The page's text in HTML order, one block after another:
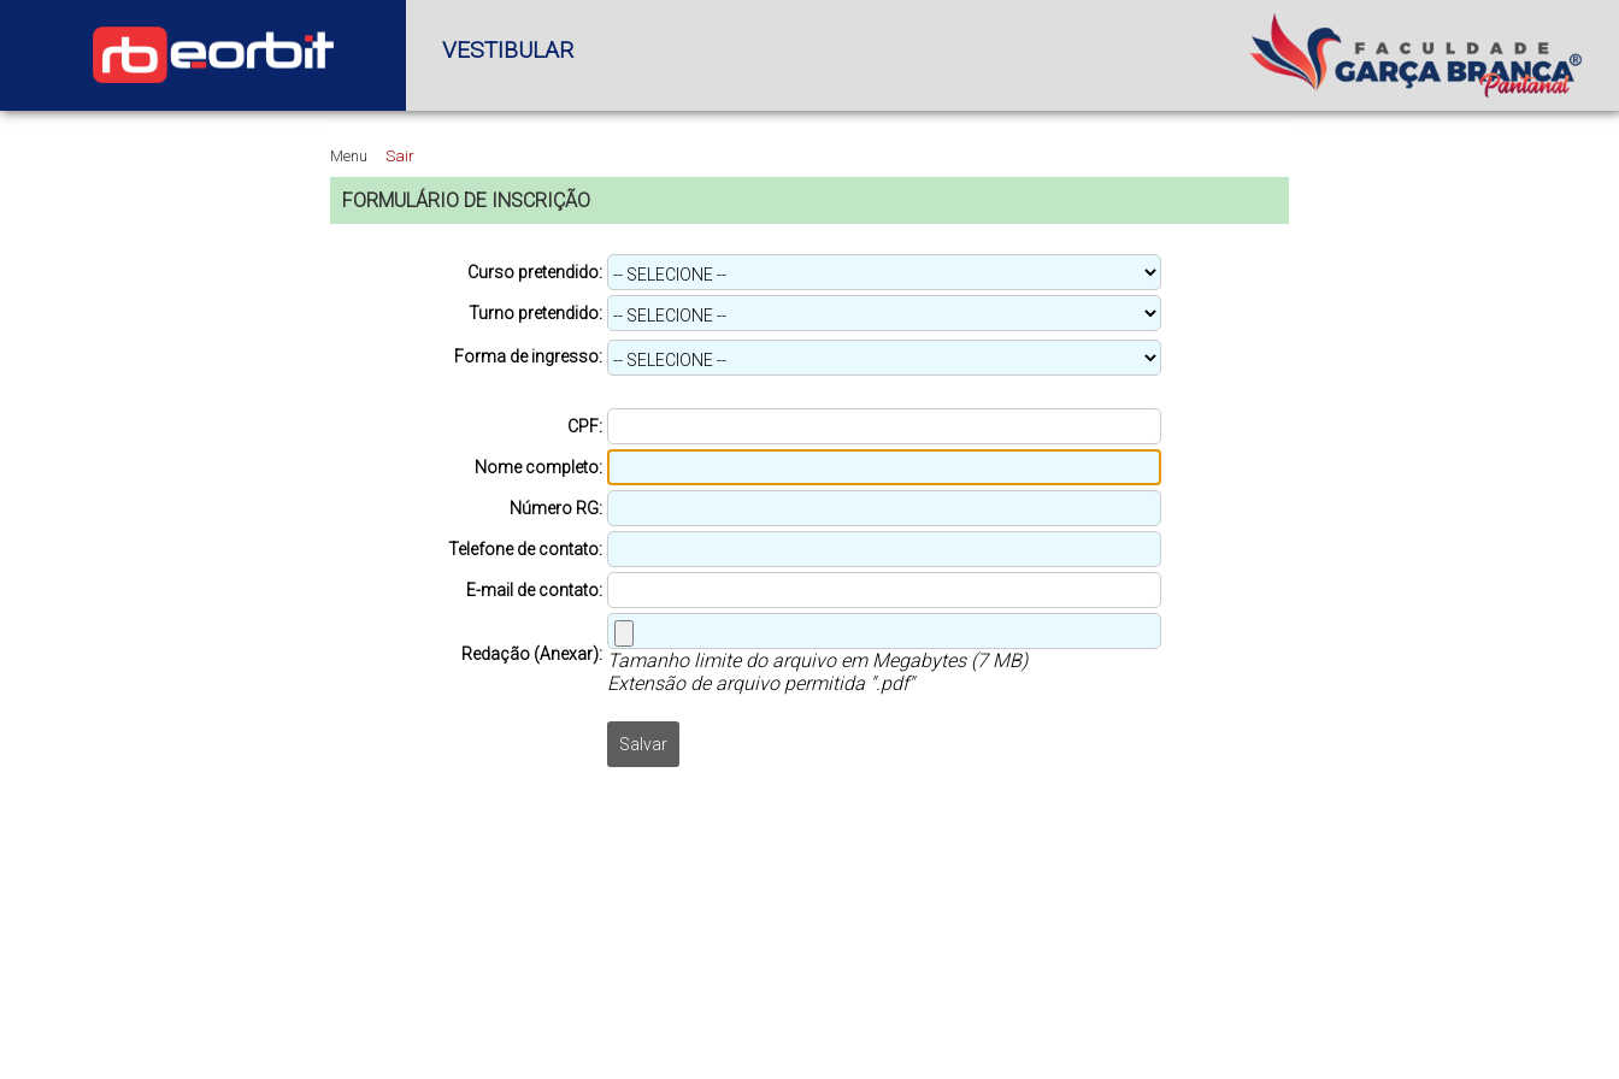
VESTIBULAR
Menu Sair
FORMULÁRIO DE INSCRIÇÃO
Curso pretendido:
Turno pretendido:
Forma de ingresso:
CPF:
Nome completo:
Número RG:
Telefone de contato:
E-mail de contato:
Redação (Anexar): Tamanho limite do arquivo em Megabytes (7 MB)
Extensão de arquivo permitida ".pdf"